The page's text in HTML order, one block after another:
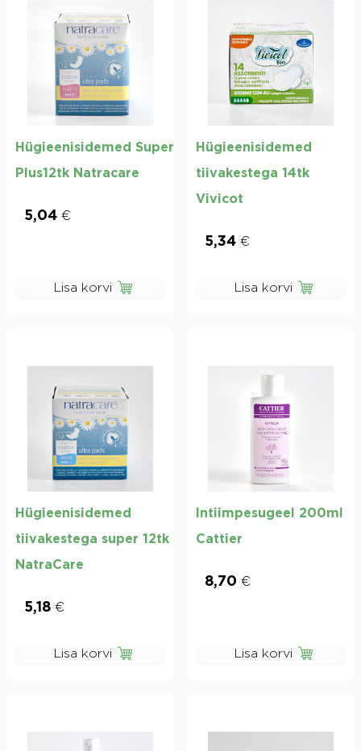
Hügieenisidemed Super
Plus12tk Natracare
5,04 €
Lisa korvi
Hügieenisidemed
tiivakestega 14tk
Vivicot
5,34 €
Lisa korvi
Hügieenisidemed
tiivakestega super 12tk
NatraCare
5,18 €
Lisa korvi
Intiimpesugeel 200ml
Cattier
8,70 €
Lisa korvi